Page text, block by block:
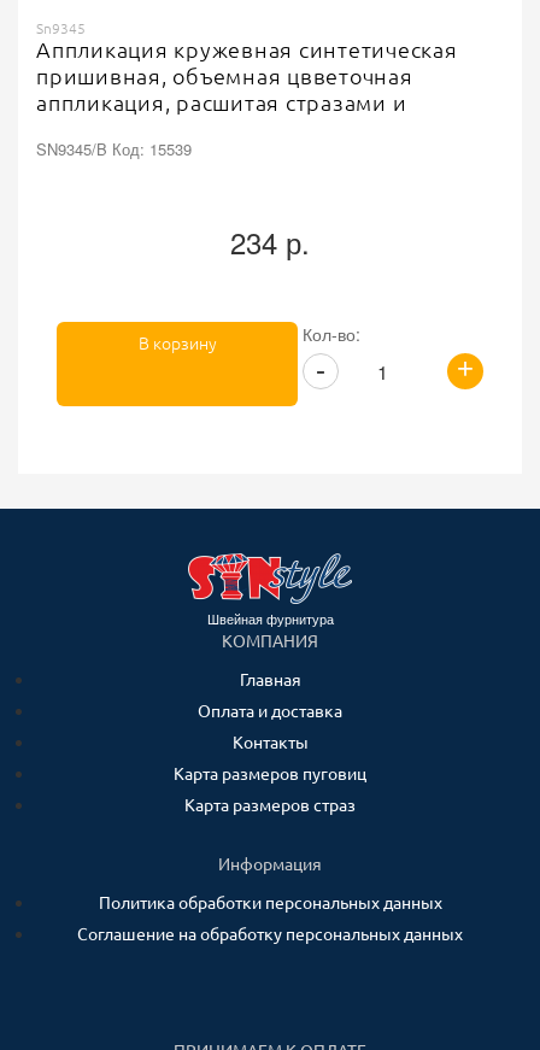
Sn9345
Аппликация кружевная синтетическая
пришивная, объемная цвветочная
аппликация, расшитая стразами и
SN9345/B Код: 15539
234 р.
Кол-во:
+
-
В корзину
Швейная фурнитура
КОМПАНИЯ
Главная
Оплата и доставка
Контакты
Карта размеров пуговиц
Карта размеров страз
Информация
Политика обработки персональных данных
Соглашение на обработку персональных данных